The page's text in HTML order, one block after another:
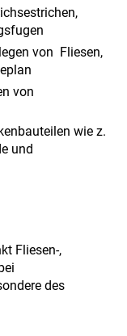
von Fliesen,
von
wie z.
und
Fliesen-,
des